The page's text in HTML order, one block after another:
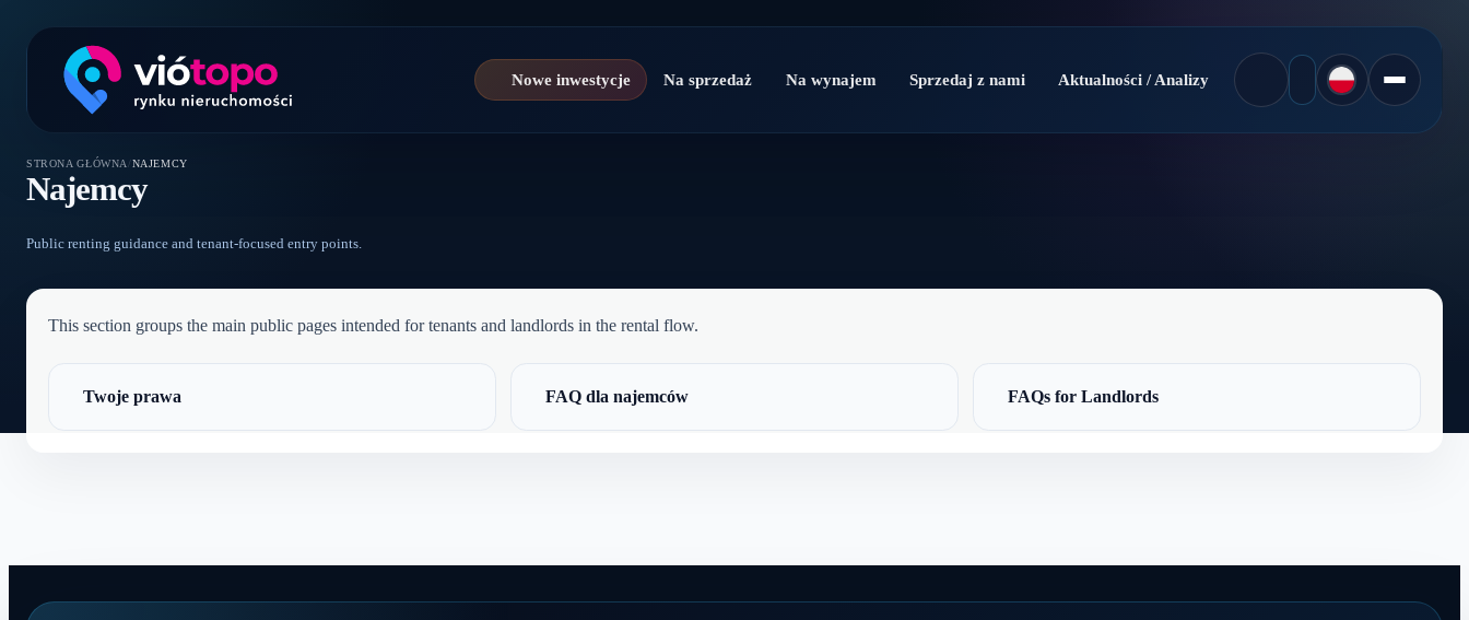
Nowe inwestycje Na sprzedaż Na wynajem Sprzedaj z nami Aktualności / Analizy
STRONA GŁÓWNA/NAJEMCY
Najemcy
Public renting guidance and tenant-focused entry points.
This section groups the main public pages intended for tenants and landlords in the rental flow.
Twoje prawa FAQ dla najemców FAQs for Landlords